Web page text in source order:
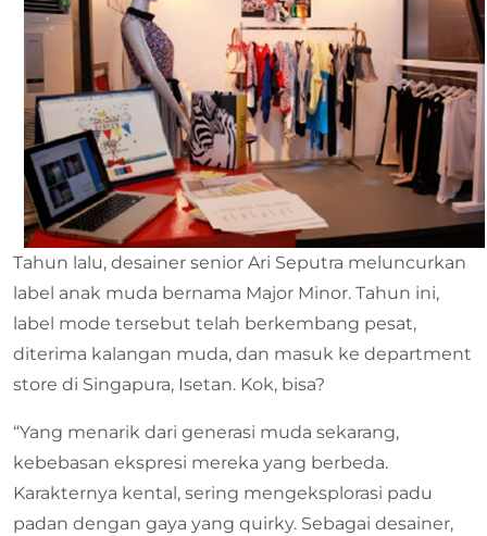
Tahun lalu, desainer senior Ari Seputra meluncurkan
label anak muda bernama Major Minor. Tahun ini,
label mode tersebut telah berkembang pesat,
diterima kalangan muda, dan masuk ke department
store di Singapura, Isetan. Kok, bisa?
“Yang menarik dari generasi muda sekarang,
kebebasan ekspresi mereka yang berbeda.
Karakternya kental, sering mengeksplorasi padu
padan dengan gaya yang quirky. Sebagai desainer,